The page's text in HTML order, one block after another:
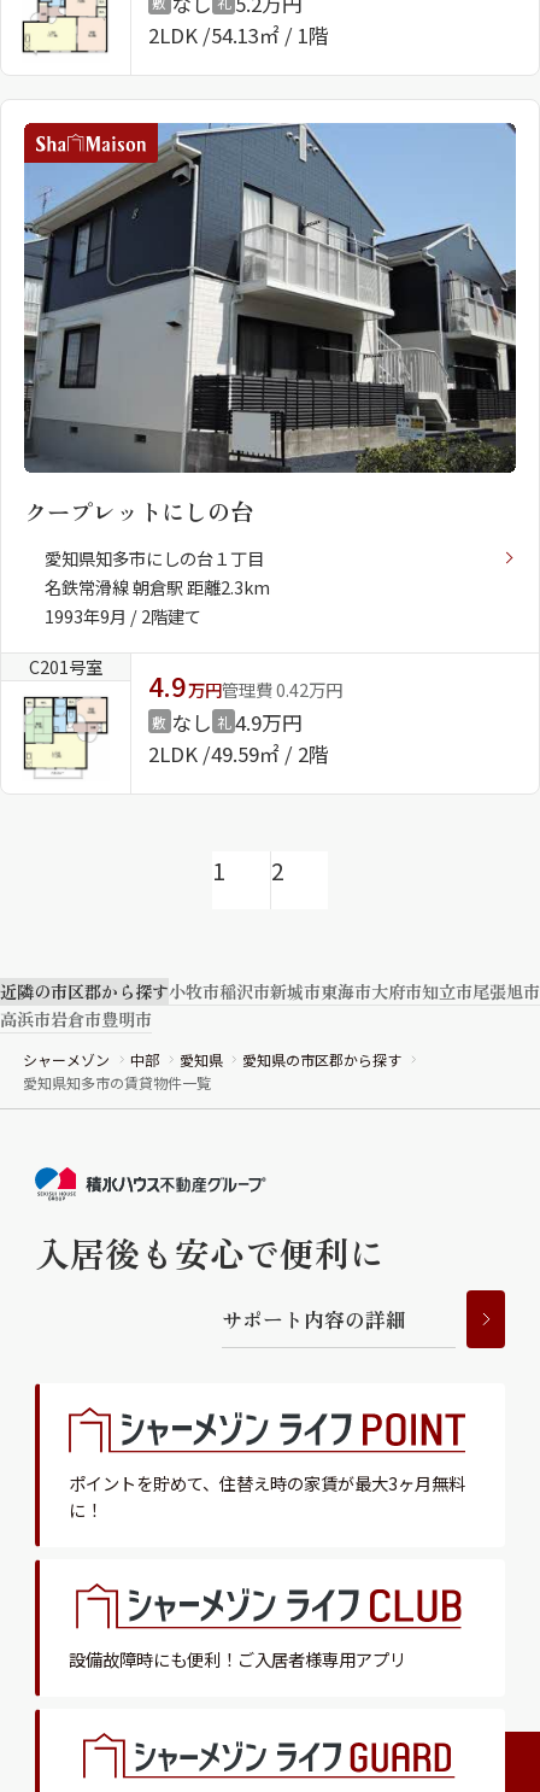
2LDK 54.13㎡ / 1階
クープレットにしの台
愛知県知多市にしの台１丁目
名鉄常滑線 朝倉駅 距離2.3km
1993年9月 / 2階建て
C201号室
4.9万円管理費 0.42万円
敷 なし 礼 4.9万円
2LDK 49.59㎡ / 2階
1 2
近隣の市区郡から探す小牧市稲沢市新城市東海市大府市知立市尾張旭市
高浜市岩倉市豊明市
シャーメゾン 中部 愛知県
愛知県の市区郡から探す
愛知県知多市の賃貸物件一覧
入居後も安心で便利に
サポー ト 内容の詳細
ポイントを貯めて、 住替え時の家賃が最大3ヶ月無料
に！
設備故障時にも便利！ ご入居者様専用アプリ